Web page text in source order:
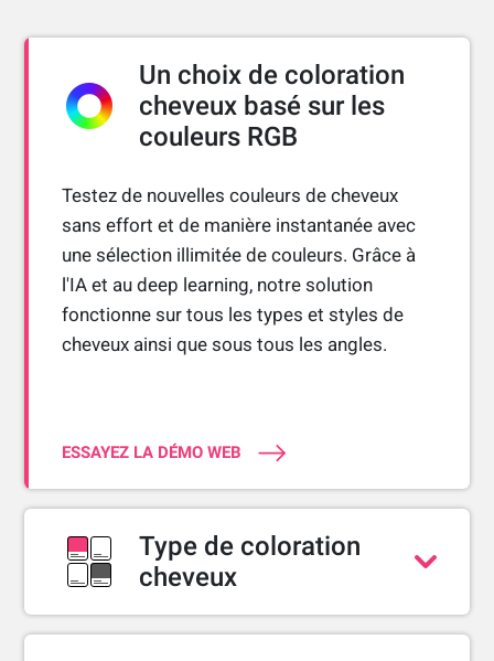
Un choix de coloration
cheveux basé sur les
couleurs RGB
Testez de nouvelles couleurs de cheveux
sans effort et de manière instantanée avec
une sélection illimitée de couleurs. Grâce à
l'IA et au deep learning, notre solution
fonctionne sur tous les types et styles de
cheveux ainsi que sous tous les angles.
ESSAYEZ LA DÉMO WEB
Type de coloration
cheveux
Dégradé de deux couleurs (ombré)